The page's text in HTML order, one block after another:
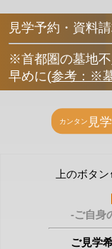
見学予約・資料請
※首都圏の墓地
早めに(参考：※
上のボタ
-ご自身
ご見学